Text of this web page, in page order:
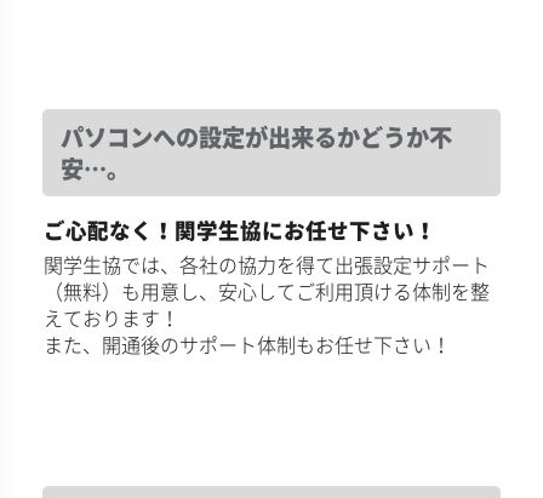
パソコンへの設定が出来るかどうか不
安…。
ご心配なく！関学生協にお任せ下さい！
関学生協では、各社の協力を得て出張設定サポート
（無料）も用意し、安心してご利用頂ける体制を整
えております！
また、開通後のサポート体制もお任せ下さい！